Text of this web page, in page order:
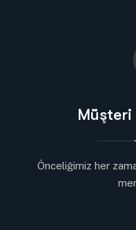
Önceliğimiz her